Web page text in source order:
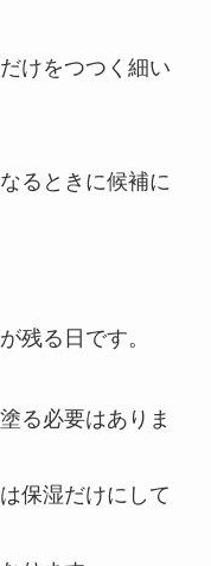
けをつつく細い
るときに候補に
残る日です。
る必要はありま
保湿だけにして